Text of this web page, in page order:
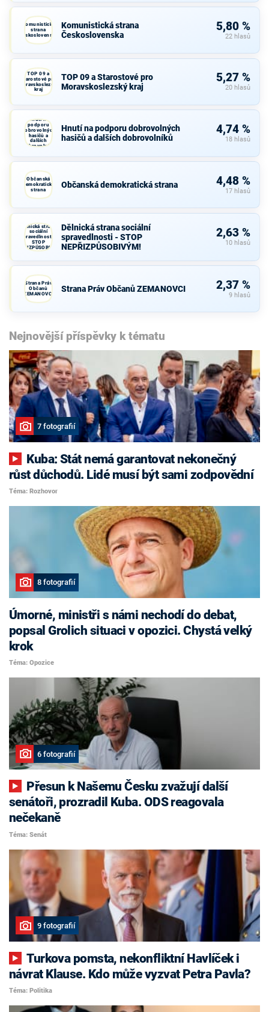
Komunistická
strana
Československa
Komunistická strana
Československa
5,80 %
22 hlasů
TOP 09 a
Starostové pro
Moravskoslezský
kraj
TOP 09 a Starostové pro
Moravskoslezský kraj
5,27 %
20 hlasů
Hnutí na
podporu
dobrovolných
hasičů a
dalších
dobrovolníků
Hnutí na podporu dobrovolných
hasičů a dalších dobrovolníků
4,74 %
18 hlasů
Občanská
demokratická
strana
Občanská demokratická strana 4,48 %
17 hlasů
Dělnická strana
sociální
spravedlnosti -
STOP
NEPŘIZPŮSOBIVÝM!
Dělnická strana sociální
spravedlnosti - STOP
NEPŘIZPŮSOBIVÝM!
2,63 %
10 hlasů
Strana Práv
Občanů
ZEMANOVCI
Strana Práv Občanů ZEMANOVCI 2,37 %
9 hlasů
Nejnovější příspěvky k tématu
7 fotografií
růst důchodů. Lidé musí být sami zodpovědní
Téma: Rozhovor
8 fotografií
Úmorné, ministři s námi nechodí do debat,
popsal Grolich situaci v opozici. Chystá velký
krok
Téma: Opozice
6 fotografií
senátoři, prozradil Kuba. ODS reagovala
nečekaně
Téma: Senát
9 fotografií
Turkova pomsta, nekonfliktní Havlíček i
návrat Klause. Kdo může vyzvat Petra Pavla?
Téma: Politika